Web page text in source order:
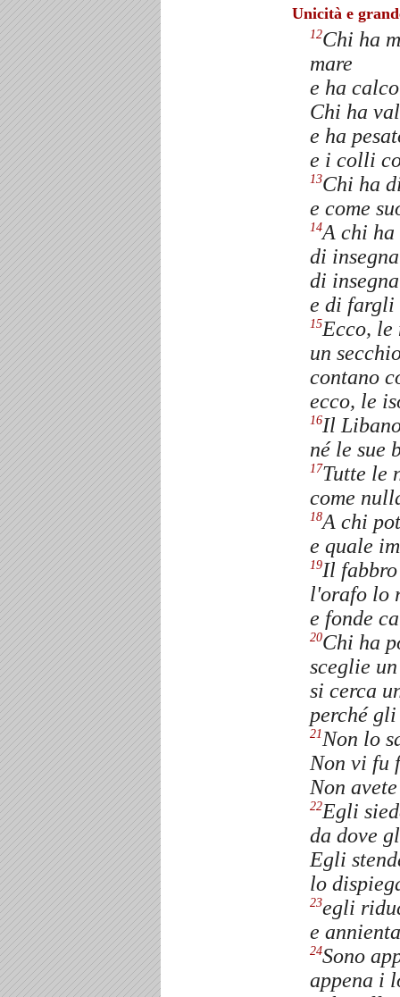
Unicità e
12Chi ha
mare
e ha
Chi ha
e ha
e i colli
13Chi ha
e come
14A chi
di
di
e di fargli
15Ecco, le
un
contano
ecco, le
16Il
né le sue
17Tutte le
come
18A chi
e quale
19Il
l'orafo lo
e fonde
20Chi ha
sceglie
si cerca
perché
21 Non lo
Non vi fu
Non
22Egli
da dove
Egli
lo
23egli
e
24Sono
appena i